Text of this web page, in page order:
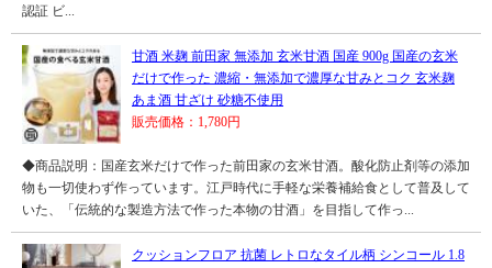
認証 ビ...
甘酒 米麹 前田家 無添加 玄米甘酒 国産 900g 国産の玄米
だけで作った 濃縮・無添加で濃厚な甘みとコク 玄米麹
あま酒 甘ざけ 砂糖不使用
販売価格：1,780円
◆商品説明：国産玄米だけで作った前田家の玄米甘酒。酸化防止剤等の添加
物も一切使わず作っています。江戸時代に手軽な栄養補給食として普及して
いた、「伝統的な製造方法で作った本物の甘酒」を目指して作っ...
クッションフロア 抗菌 レトロなタイル柄 シンコール 1.8